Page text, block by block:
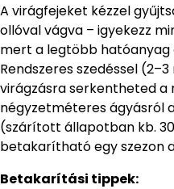
A virágfejeket kézzel
ollóval vágva – igyekezz
mert a legtöbb hatóanyag
Rendszeres szedéssel
virágzásra serkentheted a
négyzetméteres ágyásról
(szárított állapotban kb.
betakarítható egy szezon
Betakarítási tippek: